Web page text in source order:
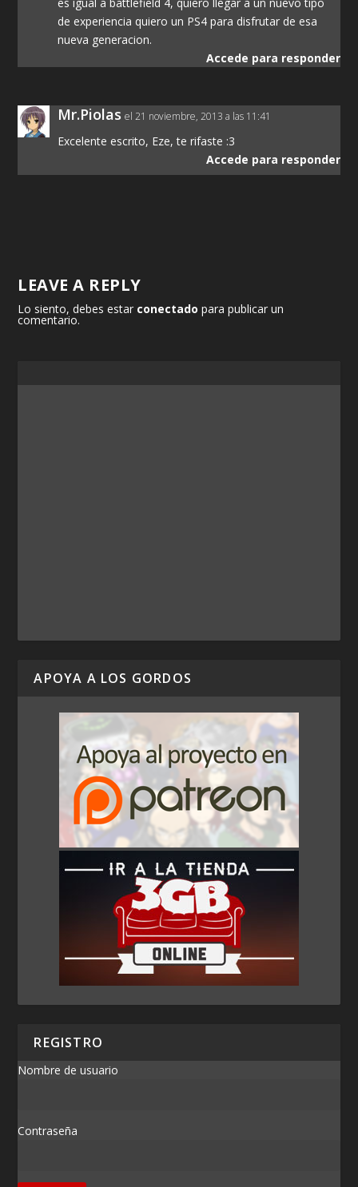
de experiencia quiero un PS4 para disfrutar de esa
nueva generacion.
Accede para responder
Mr.Piolas el 21 noviembre, 2013 a las 11:41
Excelente escrito, Eze, te rifaste :3
Accede para responder
LEAVE A REPLY
Lo siento, debes estar conectado para publicar un
comentario.
APOYA A LOS GORDOS
REGISTRO
Nombre de usuario
Contraseña